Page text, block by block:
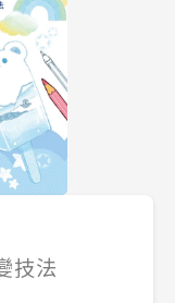
技法